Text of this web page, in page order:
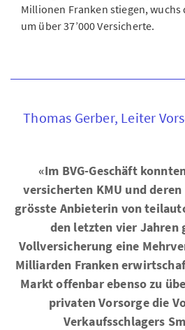
Millionen Franken stiegen,
um über 37’000 Versicherte.
Thomas Gerber, Leiter
«Im BVG-Geschäft
versicherten KMU und
grösste Anbieterin von
den letzten vier Jahren
Vollversicherung eine
Milliarden Franken
Markt offenbar ebenso zu
privaten Vorsorge die
Verkaufsschlagers